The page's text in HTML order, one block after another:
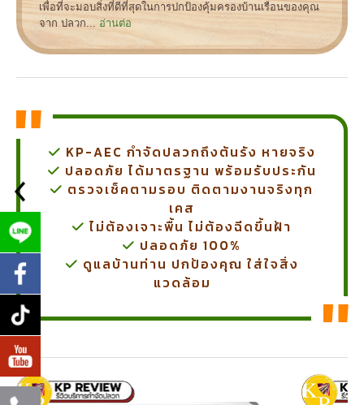
เพื่อที่จะมอบสิ่งที่ดีที่สุดในการปกป้องคุ้มครองบ้านเรือนของคุณ
จาก ปลวก... อ่านต่อ
KP-AEC กำจัดปลวกถึงต้นรัง หายจริง
ปลอดภัย ได้มาตรฐาน พร้อมรับประกัน
ตรวจเช็คตามรอบ ติดตามงานจริงทุก
เคส
ไม่ต้องเจาะพื้น ไม่ต้องฉีดขึ้นฝ้า
ปลอดภัย 100%
ดูแลบ้านท่าน ปกป้องคุณ ใส่ใจสิ่ง
แวดล้อม